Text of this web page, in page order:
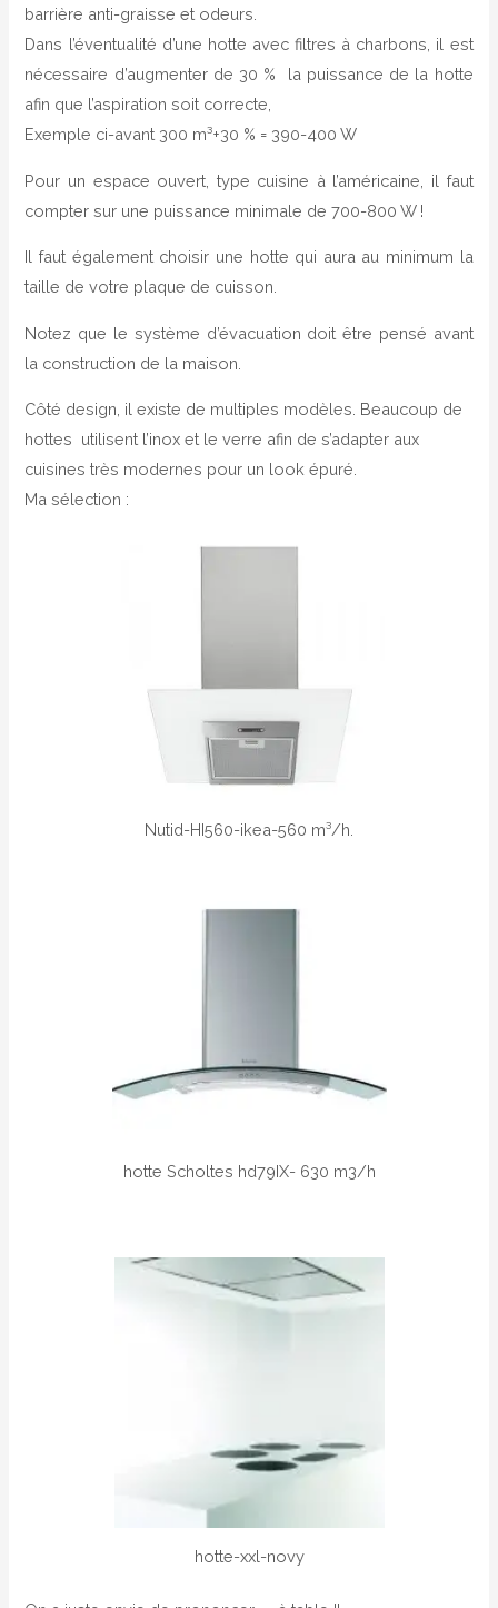
barrière anti-graisse et odeurs.
Dans l’éventualité d’une hotte avec filtres à charbons, il est
nécessaire d’augmenter de 30 % la puissance de la hotte
afin que l’aspiration soit correcte,
Exemple ci-avant 300 m³+30 % = 390-400 W
Pour un espace ouvert, type cuisine à l’américaine, il faut
compter sur une puissance minimale de 700-800 W !
Il faut également choisir une hotte qui aura au minimum la
taille de votre plaque de cuisson.
Notez que le système d’évacuation doit être pensé avant
la construction de la maison.
Côté design, il existe de multiples modèles. Beaucoup de
hottes utilisent l’inox et le verre afin de s’adapter aux
cuisines très modernes pour un look épuré.
Ma sélection :
Nutid-HI560-ikea-560 m³/h.
hotte Scholtes hd79IX- 630 m3/h
hotte-xxl-novy